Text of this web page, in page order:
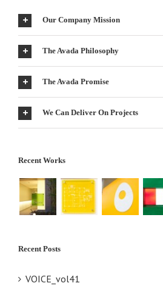
Our Company Mission
The Avada Philosophy
The Avada Promise
We Can Deliver On Projects
Recent Works
Recent Posts
VOICE_vol41